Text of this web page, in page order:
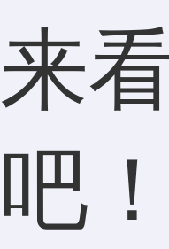
来
吧！